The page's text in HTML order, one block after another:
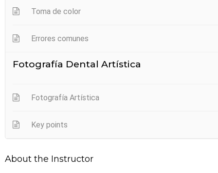
Toma de color
Errores comunes
Fotografía Dental Artística
Fotografía Artística
Key points
About the Instructor